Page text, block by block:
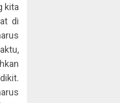
kita
di